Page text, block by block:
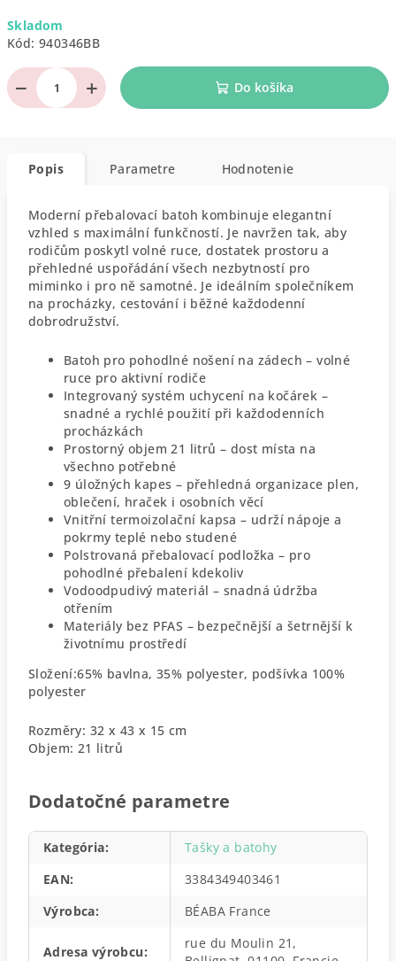
cena:
Skladom
Kód: 940346BB
+
− Do košíka
Popis Parametre Hodnotenie
Moderní přebalovací batoh kombinuje elegantní
vzhled s maximální funkčností. Je navržen tak, aby
rodičům poskytl volné ruce, dostatek prostoru a
přehledné uspořádání všech nezbytností pro
miminko i pro ně samotné. Je ideálním společníkem
na procházky, cestování i běžné každodenní
dobrodružství.
Batoh pro pohodlné nošení na zádech – volné
ruce pro aktivní rodiče
Integrovaný systém uchycení na kočárek –
snadné a rychlé použití při každodenních
procházkách
Prostorný objem 21 litrů – dost místa na
všechno potřebné
9 úložných kapes – přehledná organizace plen,
oblečení, hraček i osobních věcí
Vnitřní termoizolační kapsa – udrží nápoje a
pokrmy teplé nebo studené
Polstrovaná přebalovací podložka – pro
pohodlné přebalení kdekoliv
Vodoodpudivý materiál – snadná údržba
otřením
Materiály bez PFAS – bezpečnější a šetrnější k
životnímu prostředí
Složení:65% bavlna, 35% polyester, podšívka 100%
polyester
Rozměry: 32 x 43 x 15 cm
Objem: 21 litrů
Dodatočné parametre
Kategória:
Tašky a batohy
EAN:
3384349403461
Výrobca: BÉABA France
Adresa výrobcu:
rue du Moulin 21,